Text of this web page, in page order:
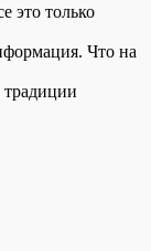
это только
Что на